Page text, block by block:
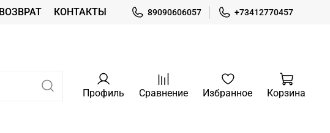
КОНТАКТЫ 89090606057 +73412770457
Профиль Сравнение Избранное Корзина